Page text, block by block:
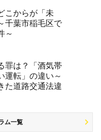
こからが「未
千葉市稲毛区で
～
罪は？「酒気帯
運転」の違い～
た道路交通法違
ム一覧